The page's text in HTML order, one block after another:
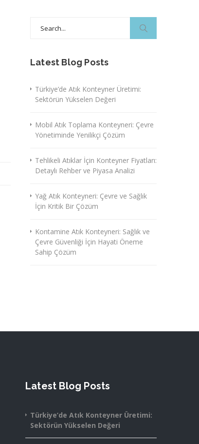
Latest Blog Posts
Türkiye’de Atık Konteyner Üretimi:
Sektörün Yükselen Değeri
Mobil Atık Toplama Konteyneri: Çevre
Yönetiminde Yenilikçi Çözüm
Tehlikeli Atıklar İçin Konteyner Fiyatları:
Detaylı Rehber ve Piyasa Analizi
Yağ Atık Konteyneri: Çevre ve Sağlık
İçin Kritik Bir Çözüm
Kontamine Atık Konteyneri: Sağlık ve
Çevre Güvenliği İçin Hayati Öneme
Sahip Çözüm
Latest Blog Posts
Türkiye’de Atık Konteyner Üretimi:
Sektörün Yükselen Değeri